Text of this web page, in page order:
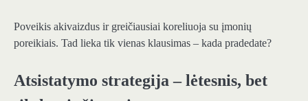
Poveikis akivaizdus ir greičiausiai koreliuoja su įmonių
poreikiais. Tad lieka tik vienas klausimas – kada pradedate?
Atsistatymo strategija – lėtesnis, bet